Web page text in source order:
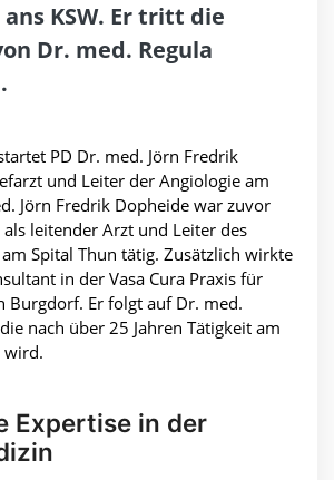
KSW. Er tritt die
Dr. med. Regula
PD Dr. med. Jörn Fredrik
und Leiter der Angiologie am
Jörn Fredrik Dopheide war zuvor
als leitender Arzt und Leiter des
Spital Thun tätig. Zusätzlich wirkte
in der Vasa Cura Praxis für
Burgdorf. Er folgt auf Dr. med.
nach über 25 Jahren Tätigkeit am
wird.
Expertise in der